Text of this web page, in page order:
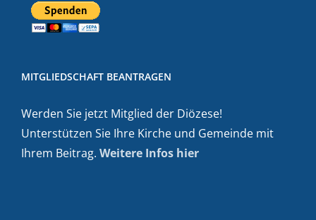
MITGLIEDSCHAFT BEANTRAGEN
Werden Sie jetzt Mitglied der Diözese!
Unterstützen Sie Ihre Kirche und Gemeinde mit
Ihrem Beitrag. Weitere Infos hier